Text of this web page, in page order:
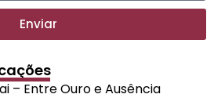
Enviar
– Entre Ouro e Ausência